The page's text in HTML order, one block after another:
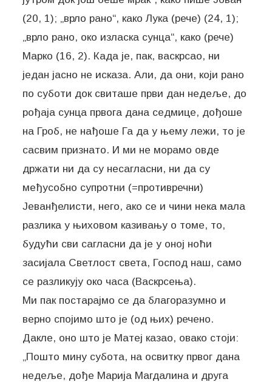
(20, 1); „врло рано“, како Лука (рече) (24, 1);
„врло рано, око изласка сунца“, како (рече)
Марко (16, 2). Када је, пак, васкрсао, ни
један јасно не исказа. Али, да они, који рано
по суботи док свиташе први дан недеље, до
рођаја сунца првога дана седмице, дођоше
на Гроб, не нађоше Га да у њему лежи, то је
сасвим признато. И ми не морамо овде
држати ни да су несагласни, ни да су
међусобно супротни (=противречни)
Јеванђелисти, него, ако се и чини нека мала
разлика у њиховом казивању о томе, то,
будући сви сагласни да је у оној ноћи
засијала Светлост света, Господ наш, само
се разликују око часа (Васкрсења).
Ми пак постарајмо се да благоразумно и
верно спојимо што је (од њих) речено.
Дакле, оно што је Матеј казао, овако стоји:
„Пошто мину субота, на освитку првог дана
недеље, дође Марија Магдалина и друга